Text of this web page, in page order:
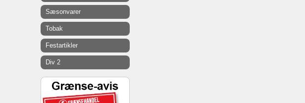
Sæsonvarer
Tobak
Festartikler
Div 2